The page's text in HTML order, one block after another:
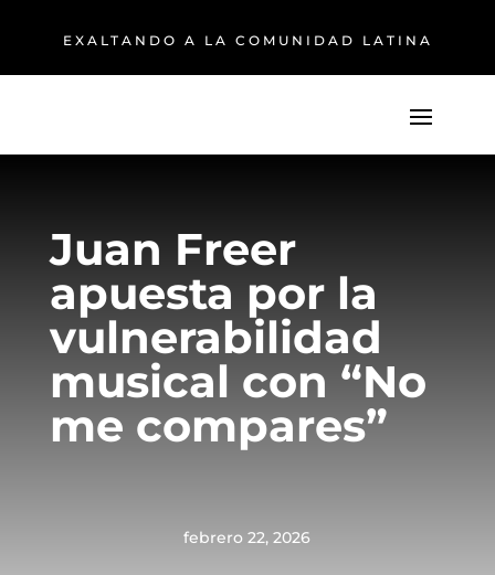
EXALTANDO A LA COMUNIDAD LATINA
Juan Freer
apuesta por la
vulnerabilidad
musical con “No
me compares”
febrero 22, 2026